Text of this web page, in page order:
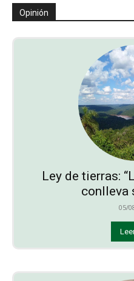
Opinión
Ley de tierras:
conlleva
05/